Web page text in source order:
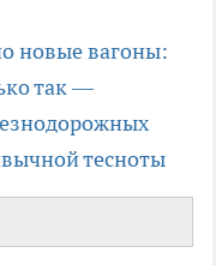
новые вагоны:
так —
тесноты